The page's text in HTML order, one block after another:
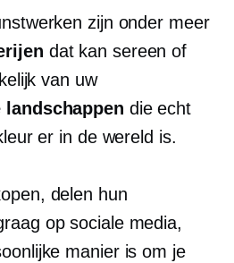
zijn onder meer
dat kan sereen of
van uw
landschappen die echt
er in de wereld is.
delen hun
op sociale media,
manier is om je